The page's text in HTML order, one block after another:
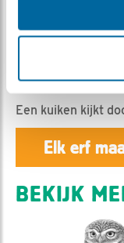
De grote
Geert | Geplaatst
leuk| Bewaar
Een kuiken kijkt
Elk erf
BEKIJK